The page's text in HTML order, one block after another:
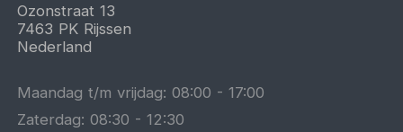
Ozonstraat 13
7463 PK Rijssen
Nederland
Maandag t/m vrijdag:08:00 -17:00
Zaterdag:08:30 -12:30